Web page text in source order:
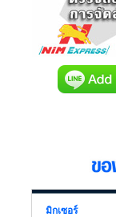
มิกเซอร์